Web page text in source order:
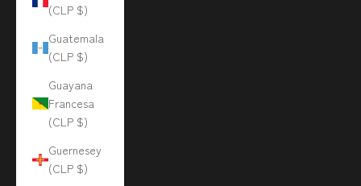
(CLP $)
Guatemala
(CLP $)
Guayana
Francesa
(CLP $)
Guernesey
(CLP $)